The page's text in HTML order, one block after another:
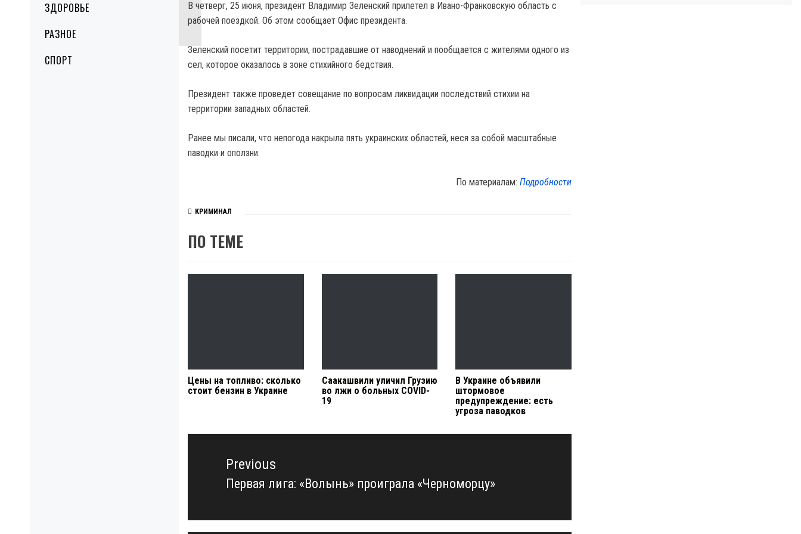
ЗДОРОВЬЕ
РАЗНОЕ
СПОРТ
В четверг, 25 июня, президент Владимир Зеленский прилетел в Ивано-Франковскую область с
рабочей поездкой. Об этом сообщает Офис президента.
Зеленский посетит территории, пострадавшие от наводнений и пообщается с жителями одного из
сел, которое оказалось в зоне стихийного бедствия.
Президент также проведет совещание по вопросам ликвидации последствий стихии на
территории западных областей.
Ранее мы писали, что непогода накрыла пять украинских областей, неся за собой масштабные
паводки и оползни.
По материалам:Подробности
КРИМИНАЛ
ПО ТЕМЕ
Цены на топливо: сколько
стоит бензин в Украине
Саакашвили уличил Грузию
во лжи о больных COVID-
19
В Украине объявили
штормовое
предупреждение: есть
угроза паводков
Навигация
записямPrevious
Previous
Первая лига: «Волынь» проиграла «Черноморцу»